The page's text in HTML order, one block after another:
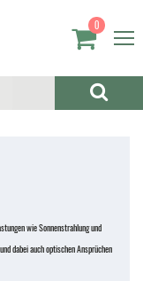
0
wie Sonnenstrahlung und
dabei auch optischen Ansprüchen